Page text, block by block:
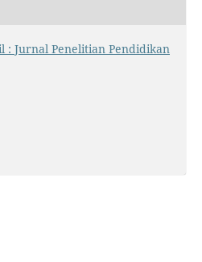
: Jurnal Penelitian Pendidikan